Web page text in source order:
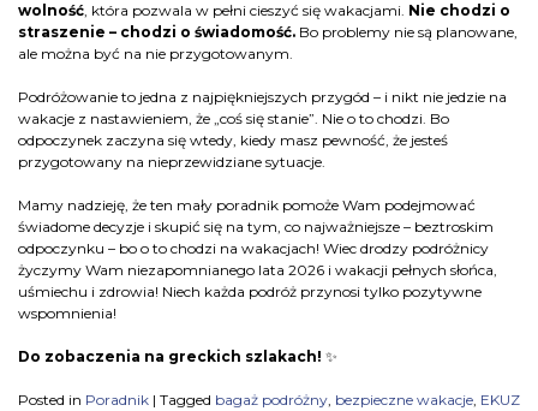
wolność, która pozwala w pełni cieszyć się wakacjami. Nie chodzi o
straszenie – chodzi o świadomość. Bo problemy nie są planowane,
ale można być na nie przygotowanym.
Podróżowanie to jedna z najpiękniejszych przygód – i nikt nie jedzie na
wakacje z nastawieniem, że „coś się stanie”. Nie o to chodzi. Bo
odpoczynek zaczyna się wtedy, kiedy masz pewność, że jesteś
przygotowany na nieprzewidziane sytuacje.
Mamy nadzieję, że ten mały poradnik pomoże Wam podejmować
świadome decyzje i skupić się na tym, co najważniejsze – beztroskim
odpoczynku – bo o to chodzi na wakacjach! Wiec drodzy podróżnicy
życzymy Wam niezapomnianego lata 2026 i wakacji pełnych słońca,
uśmiechu i zdrowia! Niech każda podróż przynosi tylko pozytywne
wspomnienia!
Do zobaczenia na greckich szlakach! ✨
Posted in Poradnik | Tagged bagaż podróżny, bezpieczne wakacje, EKUZ